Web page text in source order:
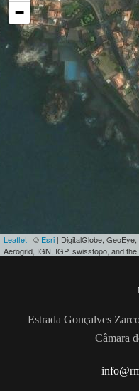
−
Leaflet | © Esri | DigitalGlobe,
Aerogrid, IGN, IGP, swisstopo, and
Estrada Gonçalves
Câmara